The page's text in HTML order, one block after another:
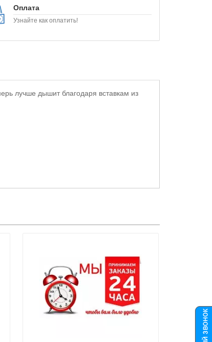
Оплата
Узнайте как оплатить!
лучше дышит благодаря вставкам из